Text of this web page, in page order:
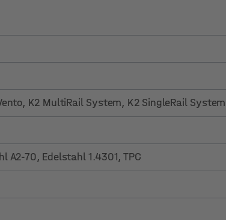
, K2 MultiRail System, K2 SingleRail System
A2-70, Edelstahl 1.4301, TPC